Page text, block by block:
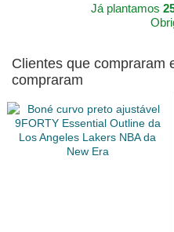
Já plantamos
Clientes que compraram
compraram